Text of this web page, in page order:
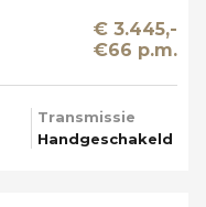
€ 3.445,-
€66 p.m.
Transmissie
Handgeschakeld